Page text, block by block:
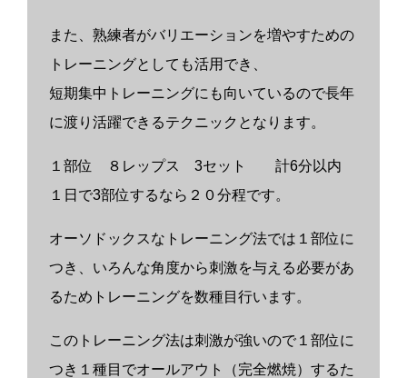
また、熟練者がバリエーションを増やすための
トレーニングとしても活用でき、
短期集中トレーニングにも向いているので長年
に渡り活躍できるテクニックとなります。
１部位 ８レップス 3セット 計6分以内
１日で3部位するなら２０分程です。
オーソドックスなトレーニング法では１部位に
つき、いろんな角度から刺激を与える必要があ
るためトレーニングを数種目行います。
このトレーニング法は刺激が強いので１部位に
つき１種目でオールアウト（完全燃焼）するた